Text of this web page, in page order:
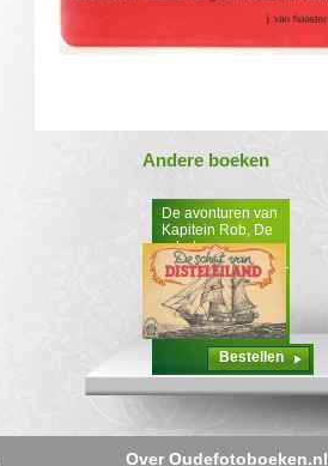
Andere boeken
De avonturen van
Kapitein Rob, De
schat van
disteleiland deel 51
Bestellen
Over Oudefotoboeken.nl